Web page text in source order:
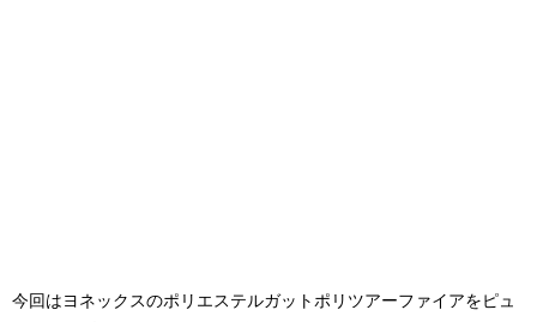
今回はヨネックスのポリエステルガットポリツアーファイアをピュ